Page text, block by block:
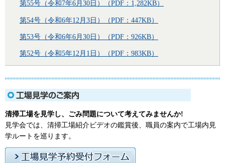
第55号（令和7年6月30日）（PDF：1,282KB）
第54号（令和6年12月3日）（PDF：447KB）
第53号（令和6年6月30日）（PDF：926KB）
第52号（令和5年12月1日）（PDF：983KB）
清掃工場を見学し、ごみ問題について考えてみませんか!
見学会では、清掃工場紹介ビデオの鑑賞後、職員の案内で工場内見
学ルートを巡ります。